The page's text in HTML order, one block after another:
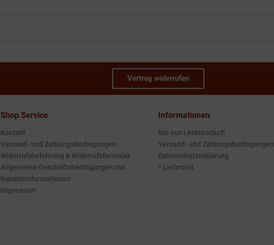
Vertrag widerrufen
Shop Service
Kontakt
Versand- und Zahlungsbedingungen
Widerrufsbelehrung & Widerrufsformular
Allgemeine Geschäftsbedingungen mit
Kundeninformationen
Impressum
Informationen
Bio aus Leidenschaft
Versand- und Zahlungsbedingungen
Datenschutzerklärung
* Lieferzeit